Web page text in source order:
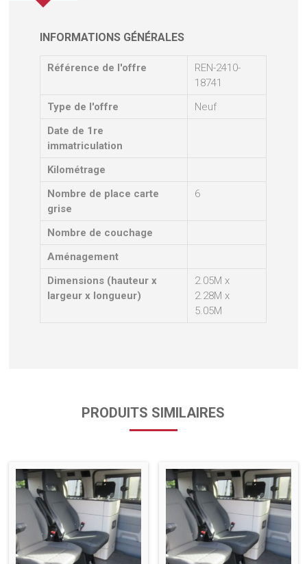
INFORMATIONS GÉNÉRALES
Référence de l'offre
REN-2410-
18741
Type de l'offre
Neuf
Date de 1re
immatriculation
Kilométrage
Nombre de place carte
grise
6
Nombre de couchage
Aménagement
Dimensions (hauteur x
largeur x longueur)
2.05M x
2.28M x
5.05M
PRODUITS SIMILAIRES